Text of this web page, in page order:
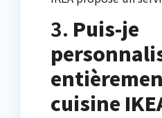
3. Puis-je
cuisine